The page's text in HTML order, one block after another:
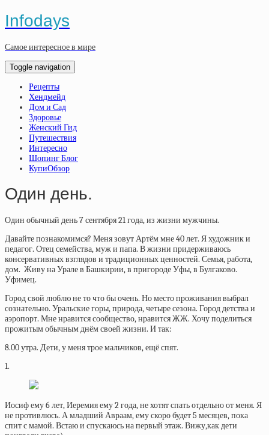
Infodays
Самое интересное в мире
Toggle navigation
Рецепты
Хендмейд
Дом и Сад
Здоровье
Женский Гид
Путешествия
Интересно
Шопинг Блог
КупиОбзор
Один день.
Один обычный день 7 сентября 21 года, из жизни мужчины.
Давайте познакомимся? Меня зовут Артём мне 40 лет. Я художник и
педагог. Отец семейства, муж и папа. В жизни придерживаюсь
консервативных взглядов и традиционных ценностей. Семья, работа,
дом. Живу на Урале в Башкирии, в пригороде Уфы, в Булгаково.
Уфимец.
Город свой люблю не то что бы очень. Но место проживания выбрал
сознательно. Уральские горы, природа, четыре сезона. Город детства и
аэропорт. Мне нравится сообщество, нравится ЖЖ. Хочу поделиться
прожитым обычным днём своей жизни. И так:
8.00 утра. Дети, у меня трое мальчиков, ещё спят.
1.
Иосиф ему 6 лет, Иеремия ему 2 года, не хотят спать отдельно от меня. Я
не противлюсь. А младший Авраам, ему скоро будет 5 месяцев, пока
спит с мамой. Встаю и спускаюсь на первый этаж. Вижу,как дети